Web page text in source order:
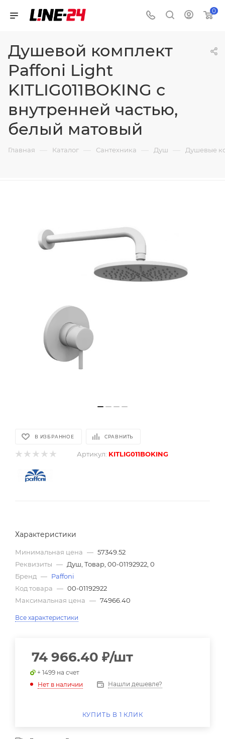
0
Душевой комплект
Paffoni Light
KITLIG011BOKING с
внутренней частью,
белый матовый
Главная — Каталог — Сантехника — Душ — Душевые
В ИЗБРАННОЕ СРАВНИТЬ
Артикул: KITLIG011BOKING
Характеристики
Минимальная цена — 57349.52
Реквизиты — Душ, Товар, 00-01192922, 0
Бренд — Paffoni
Код товара — 00-01192922
Максимальная цена — 74966.40
Все характеристики
74 966.40 ₽/шт
+ 1499 на счет
Нет в наличии
Нашли дешевле?
КУПИТЬ В 1 КЛИК